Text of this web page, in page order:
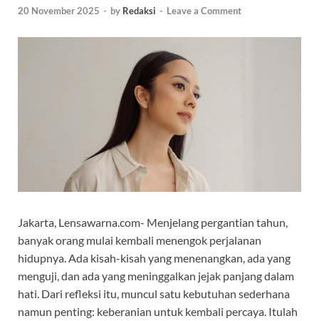
20 November 2025 - by Redaksi - Leave a Comment
Jakarta, Lensawarna.com- Menjelang pergantian tahun,
banyak orang mulai kembali menengok perjalanan
hidupnya. Ada kisah-kisah yang menenangkan, ada yang
menguji, dan ada yang meninggalkan jejak panjang dalam
hati. Dari refleksi itu, muncul satu kebutuhan sederhana
namun penting: keberanian untuk kembali percaya. Itulah